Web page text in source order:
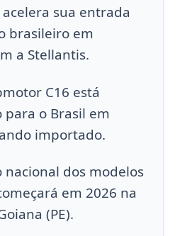
sua entrada
brasileiro em
a Stellantis.
C16 está
o Brasil em
importado.
nacional dos modelos
em 2026 na
(PE).